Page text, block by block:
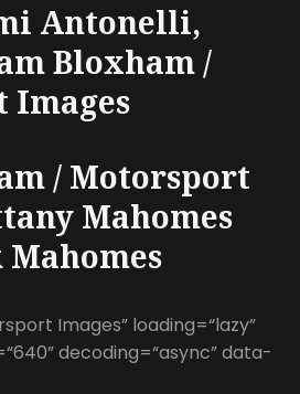
Antonelli,
Bloxham /
Images
/ Motorsport
Mahomes
Images” loading=“lazy”
decoding=“async” data-